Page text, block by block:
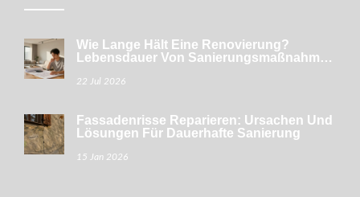
Wie Lange Hält Eine Renovierung?
Lebensdauer Von Sanierungsmaßnahmen
22 Jul 2026
Fassadenrisse Reparieren: Ursachen Und
Lösungen Für Dauerhafte Sanierung
15 Jan 2026